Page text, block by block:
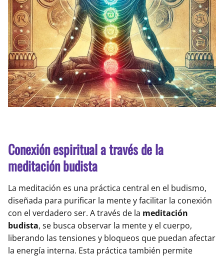
Conexión espiritual a través de la
meditación budista
La meditación es una práctica central en el budismo,
diseñada para purificar la mente y facilitar la conexión
con el verdadero ser. A través de la meditación
budista, se busca observar la mente y el cuerpo,
liberando las tensiones y bloqueos que puedan afectar
la energía interna. Esta práctica también permite